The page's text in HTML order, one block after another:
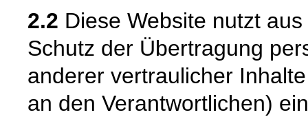
2.2 Diese Website nutzt
Schutz der Übertragung
anderer vertraulicher
an den Verantwortlichen)